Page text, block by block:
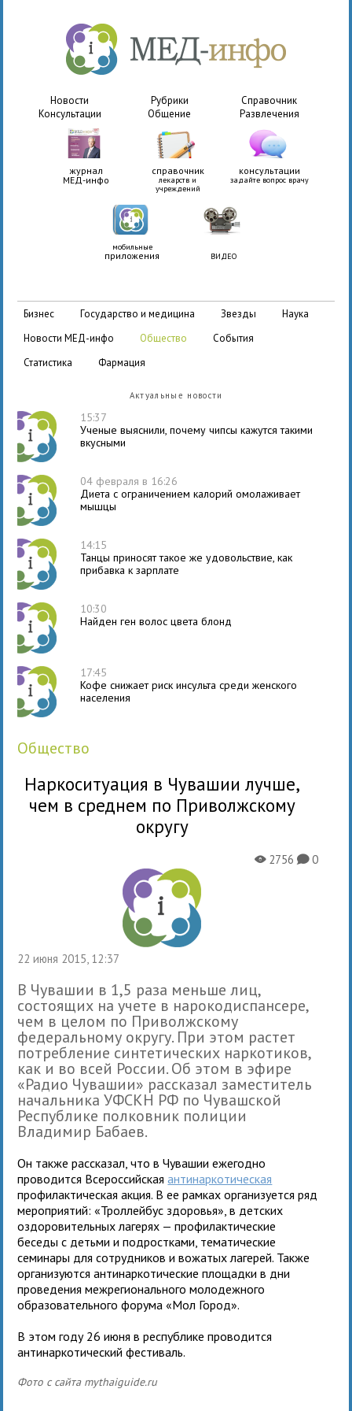
Новости Рубрики
Справочник
Консультации
Общение Развлечения
журнал
МЕД-инфо
справочник
лекарств и
учреждений
консультации
задайте вопрос врачу
мобильные
приложения ВИДЕО
бизнес государство и медицина звезды
наука
новости МЕД-инфо
общество
события
статистика
фармация
Актуальные новости
15:37
Ученые выяснили, почему чипсы кажутся такими
вкусными
04 февраля в 16:26
Диета с ограничением калорий омолаживает
мышцы
14:15
Танцы приносят такое же удовольствие, как
прибавка к зарплате
10:30
Найден ген волос цвета блонд
17:45
Кофе снижает риск инсульта среди женского
населения
общество
Наркоситуация в Чувашии лучше,
чем в среднем по Приволжскому
округу
22 июня 2015, 12:37
X2756K0
В Чувашии в 1,5 раза меньше лиц,
состоящих на учете в нарокодиспансере,
чем в целом по Приволжскому
федеральному округу. При этом растет
потребление синтетических наркотиков,
как и во всей России. Об этом в эфире
«Радио Чувашии» рассказал заместитель
начальника УФСКН РФ по Чувашской
Республике полковник полиции
Владимир Бабаев.
Он также рассказал, что в Чувашии ежегодно
проводится Всероссийскаяантинаркотическая
профилактическая акция. В ее рамках организуется ряд
мероприятий: «Троллейбус здоровья», в детских
оздоровительных лагерях — профилактические
беседы с детьми и подростками, тематические
семинары для сотрудников и вожатых лагерей. Также
организуются антинаркотические площадки в дни
проведения межрегионального молодежного
образовательного форума «Мол Город».
В этом году 26 июня в республике проводится
антинаркотический фестиваль.
Фото с сайта mythaiguide.ru